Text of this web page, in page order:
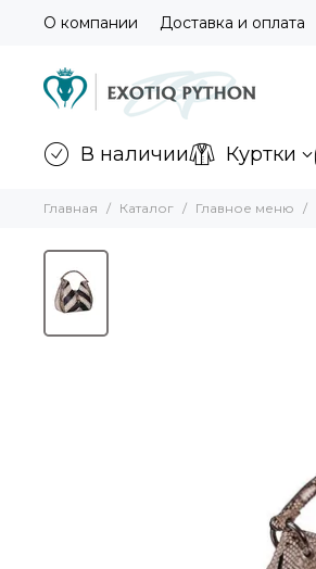
О компании Доставка и оплата
В наличии Куртки
Главная Каталог Главное меню